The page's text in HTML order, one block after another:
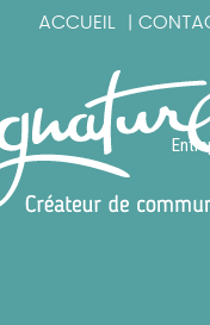
ACCUEIL